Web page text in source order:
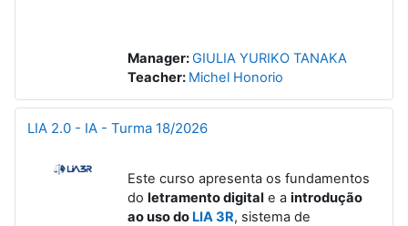
Manager:GIULIA YURIKO TANAKA
Teacher: Michel Honorio
LIA 2.0 - IA - Turma 18/2026
Este curso apresenta os fundamentos
do letramento digital e a introdução
ao uso do LIA 3R, sistema de